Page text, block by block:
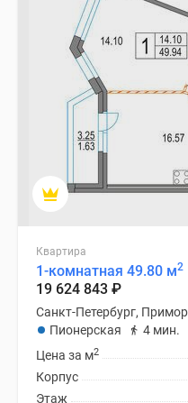
Квартира
1-комнатная 49.80 м2
19 624 843 ₽
Санкт-Петербург,
Пионерская
4 мин.
Цена за м2
Корпус
Этаж